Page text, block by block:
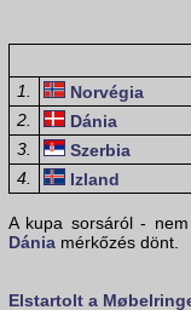
1.
Norvégia
2.
Dánia
3.
Szerbia
4.
Izland
A kupa sorsáról -
Dánia mérkőzés dönt.
Elstartolt a